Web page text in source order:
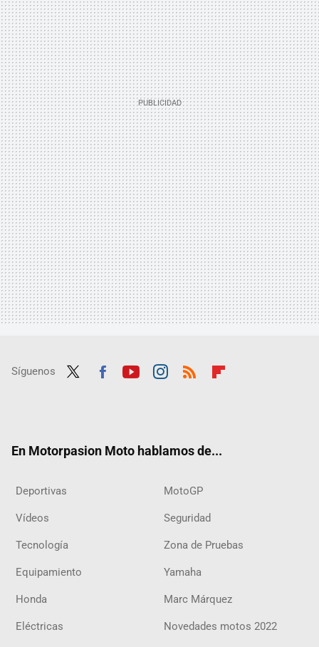
Síguenos
En Motorpasion Moto hablamos de...
Deportivas MotoGP
Vídeos Seguridad
Tecnología Zona de Pruebas
Equipamiento Yamaha
Honda Marc Márquez
Eléctricas Novedades motos 2022